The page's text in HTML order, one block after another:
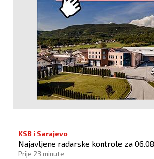
KSB i Sarajevo
Najavljene radarske kontrole za 06.08.
Prije 23 minute